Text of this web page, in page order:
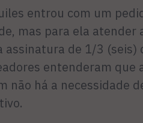
entrou com um
mas para ela
assinatura de 1/3 (seis)
entenderam que
não há a necessidade